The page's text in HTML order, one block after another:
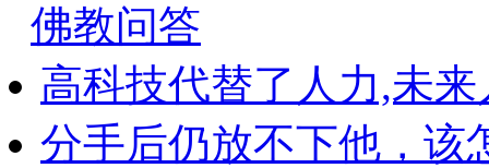
佛教问答
高科技代替了人力,未
分手后仍放不下他，该